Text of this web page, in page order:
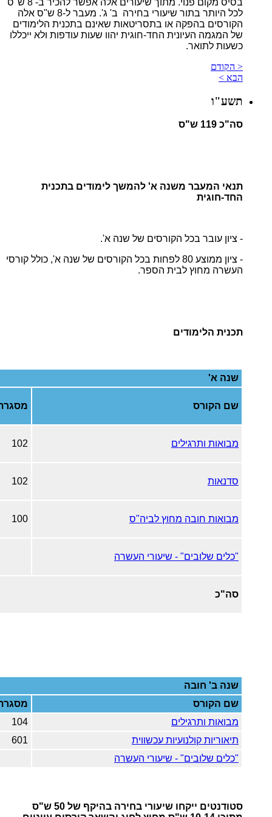
בסיס מקום פנוי. מתוך שיעורים אלה אפשר להכיר ב- 8 ש"ס
לכל היותר בתור שיעורי בחירה ב' ג'. מעבר ל-8 ש"ס אלה
הקורסים בהפקה או בתסריטאות שאינם בתכנית הלימודים
של המגמה העיונית החד-חוגית יהוו שעות עודפות ולא ייכללו
כשעות לתואר.
< הקודם
הבא >
תשע"ו
סה"כ 119 ש"ס
תנאי המעבר משנה א' להמשך לימודים בתכנית
החד-חוגית
- ציון עובר בכל הקורסים של שנה א'.
- ציון ממוצע 80 לפחות בכל הקורסים של שנה א', כולל קורסי
העשרה מחוץ לבית הספר.
תכנית הלימודים
שנה א'
שם הקורס
מבואות ותרגילים 102
סדנאות 102
מבואות חובה מחוץ לביה"ס 100
"כלים שלובים" - שיעורי העשרה
סה"כ
שנה ב' חובה
שם הקורס
מבואות ותרגילים
104
תיאוריות קולנועיות עכשווית
601
"כלים שלובים" - שיעורי העשרה
סטודנטים ייקחו שיעורי בחירה בהיקף של 50 ש"ס